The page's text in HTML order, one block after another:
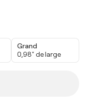
Grand
0,98" de large